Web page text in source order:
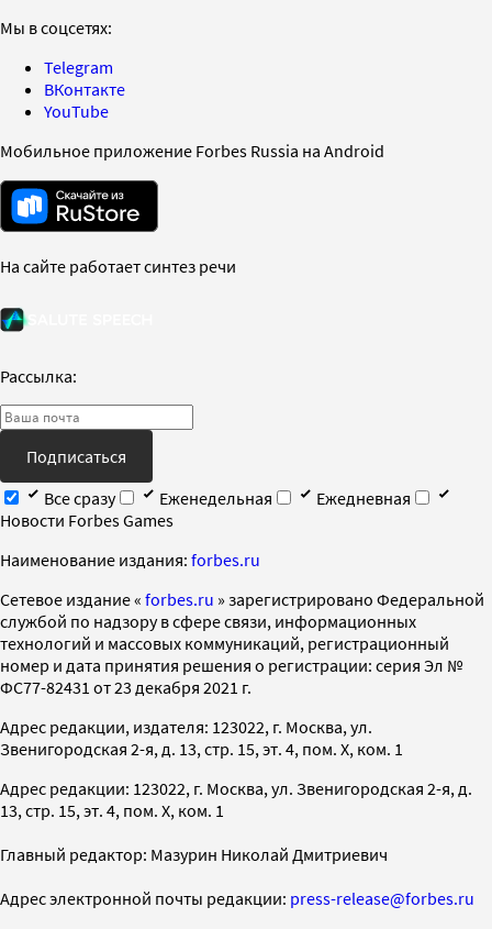
Мы в соцсетях:
Telegram
ВКонтакте
YouTube
Мобильное приложение Forbes Russia на Android
На сайте работает синтез речи
Рассылка:
Подписаться
Все сразу
Еженедельная
Ежедневная
Новости Forbes Games
Наименование издания: forbes.ru
Cетевое издание « forbes.ru » зарегистрировано Федеральной
службой по надзору в сфере связи, информационных
технологий и массовых коммуникаций, регистрационный
номер и дата принятия решения о регистрации: серия Эл №
ФС77-82431 от 23 декабря 2021 г.
Адрес редакции, издателя: 123022, г. Москва, ул.
Звенигородская 2-я, д. 13, стр. 15, эт. 4, пом. X, ком. 1
Адрес редакции: 123022, г. Москва, ул. Звенигородская 2-я, д.
13, стр. 15, эт. 4, пом. X, ком. 1
Главный редактор: Мазурин Николай Дмитриевич
Адрес электронной почты редакции: press-release@forbes.ru